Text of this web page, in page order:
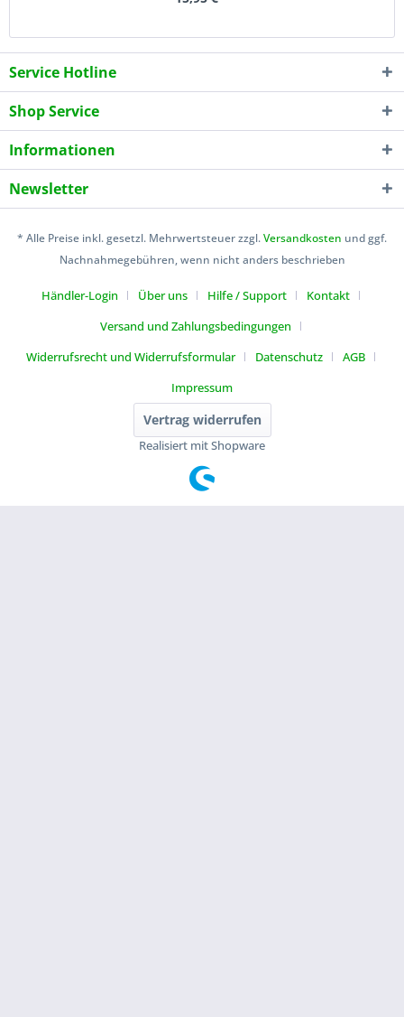
Service Hotline
Shop Service
Informationen
Newsletter
* Alle Preise inkl. gesetzl. Mehrwertsteuer zzgl.Versandkosten und ggf.
Nachnahmegebühren, wenn nicht anders beschrieben
Händler-Login Über uns Hilfe / Support
Kontakt
Versand und Zahlungsbedingungen
Widerrufsrecht und Widerrufsformular
Datenschutz
AGB
Impressum
Vertrag widerrufen
Realisiert mit Shopware